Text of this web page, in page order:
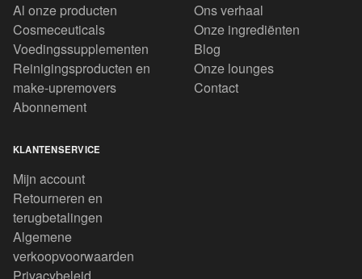
Al onze producten
Cosmeceuticals
Voedingssupplementen
Reinigingsproducten en
make-upremovers
Abonnement
Ons verhaal
Onze ingrediënten
Blog
Onze lounges
Contact
KLANTENSERVICE
Mijn account
Retourneren en
terugbetalingen
Algemene
verkoopvoorwaarden